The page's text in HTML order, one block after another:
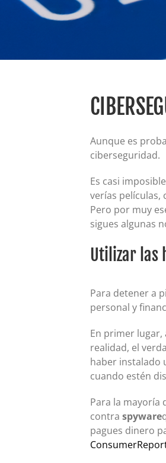
Aunque es
ciberseguridad.
Es casi
verías
Pero por muy
sigues algunas
Utilizar las
Para detener a
personal y
En primer
realidad, el
haber instalado
cuando estén
Para la mayoría
contra spyware
pagues dinero